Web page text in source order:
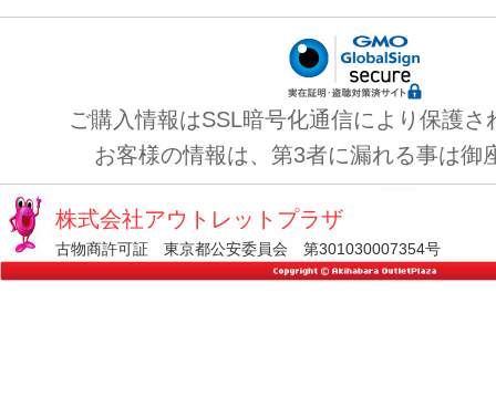
ご購入情報はSSL暗号化通信により保護さ
お客様の情報は、第3者に漏れる事は御
株式会社アウトレットプラザ
古物商許可証 東京都公安委員会 第301030007354号